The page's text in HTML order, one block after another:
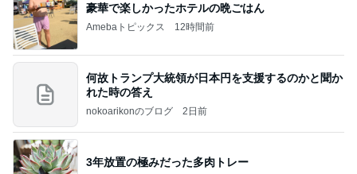
豪華で楽しかったホテルの晩ごはん
Amebaトピックス 12時間前
何故トランプ大統領が日本円を支援するのかと聞か
れた時の答え
nokoarikonのブログ 2日前
3年放置の極みだった多肉トレー